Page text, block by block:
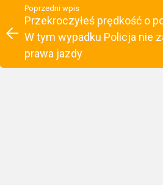
Poprzedni wpis
Przekroczyłeś prędkość o
W tym wypadku Policja nie
prawa jazdy